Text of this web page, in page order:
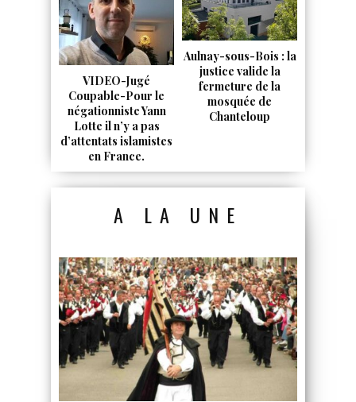
VIDEO-Jugé
Coupable-Pour le
négationniste Yann
Lotte il n’y a pas
d’attentats islamistes
en France.
Aulnay-sous-Bois : la
justice valide la
fermeture de la
mosquée de
Chanteloup
A LA UNE